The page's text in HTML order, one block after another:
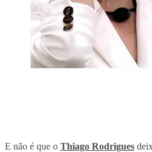
E não é que o Thiago Rodrigues